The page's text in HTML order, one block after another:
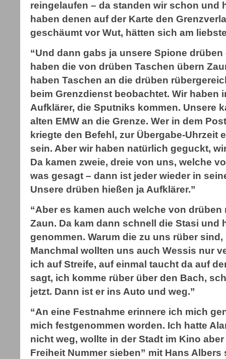
reingelaufen – da standen wir schon und
haben denen auf der Karte den
geschäumt vor Wut, hätten sich am
“Und dann gabs ja unsere Spione
haben die von drüben Taschen übern
haben Taschen an die drüben
beim Grenzdienst beobachtet. Wir haben
Aufklärer, die Sputniks kommen. Unsere
alten EMW an die Grenze. Wer in dem
kriegte den Befehl, zur Übergabe-Uhrzeit
sein. Aber wir haben natürlich geguckt,
Da kamen zweie, dreie von uns, welche
was gesagt – dann ist jeder wieder in
Unsere drüben hießen ja Aufklärer.”
“Aber es kamen auch welche von
Zaun. Da kam dann schnell die Stasi und
genommen. Warum die zu uns rüber
Manchmal wollten uns auch Wessis nur
ich auf Streife, auf einmal taucht da auf
sagt, ich komme rüber über den Bach,
jetzt. Dann ist er ins Auto und weg.”
“An eine Festnahme erinnere ich mich
mich festgenommen worden. Ich hatte
nicht weg, wollte in der Stadt im Kino
Freiheit Nummer sieben” mit Hans Albers